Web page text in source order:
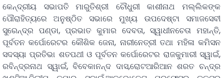
କେନ୍ଦ୍ରୀୟ ସଭାପତି ମାରୁତିଶ୍ରୀ ଚୌଧୁରୀ କାଶୀନାଥ ମଲ୍ଲିକଙ୍କ
ପୌରାହିତ୍ୟରେ ଅନୁଷ୍ଠିତ ସଭାରେ ମୁଖ୍ୟ ଉପଦେଷ୍ଟା ସମାଜସେବୀ
ସୁରେନ୍ଦ୍ର ପଣ୍ଡା, ପ୍ରଭାତ କୁମାର ଦେବତା, ସ୍ୱାଧୀନଚେତା ମହାନ୍ତି,
ପୂର୍ବତନ କର୍ପୋରେଟର କୌଶିକ ଜେନା, ନାରୀନେତ୍ରୀ ତଥା ମହିଳା କମିସନ
ସଦସ୍ୟା ପ୍ରତିଭା ଶତପଥୀ ଓ ପୂର୍ବତନ କର୍ପୋରେଟର ରାଜକୁମାରୀ ସ୍ୱାଇଁ,
ରବିନ୍ଦ୍ରନାଥ ସ୍ୱାଇଁ, ବିବେକାନନ୍ଦ ଦାସ,ରୋଟଆରିଆନ ଶରତ ଚନ୍ଦ୍ର